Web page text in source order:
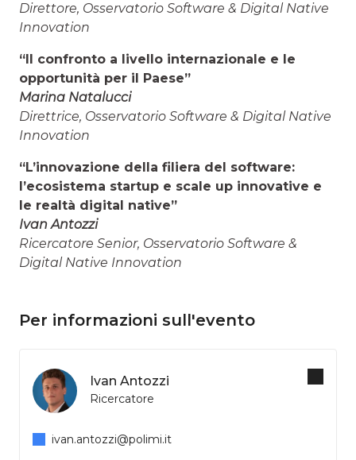
Direttore, Osservatorio Software & Digital Native
Innovation
“Il confronto a livello internazionale e le
opportunità per il Paese”
Marina Natalucci
Direttrice, Osservatorio Software & Digital Native
Innovation
“L’innovazione della filiera del software:
l’ecosistema startup e scale up innovative e
le realtà digital native”
Ivan Antozzi
Ricercatore Senior, Osservatorio Software &
Digital Native Innovation
Per informazioni sull'evento
Ivan Antozzi
Ricercatore
ivan.antozzi@polimi.it